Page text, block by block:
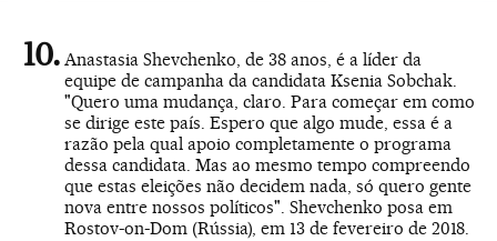
Anastasia Shevchenko, de 38 anos, é a líder da
equipe de campanha da candidata Ksenia Sobchak.
"Quero uma mudança, claro. Para começar em como
se dirige este país. Espero que algo mude, essa é a
razão pela qual apoio completamente o programa
dessa candidata. Mas ao mesmo tempo compreendo
que estas eleições não decidem nada, só quero gente
nova entre nossos políticos". Shevchenko posa em
Rostov-on-Dom (Rússia), em 13 de fevereiro de 2018.